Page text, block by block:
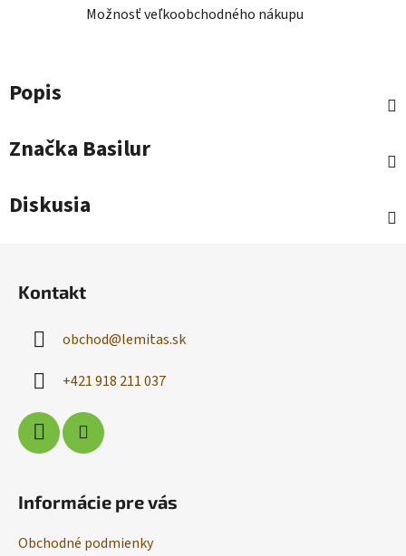
Možnosť veľkoobchodného nákupu
Popis
Značka Basilur
Diskusia
Kontakt
obchod@lemitas.sk
+421 918 211 037
Informácie pre vás
Obchodné podmienky